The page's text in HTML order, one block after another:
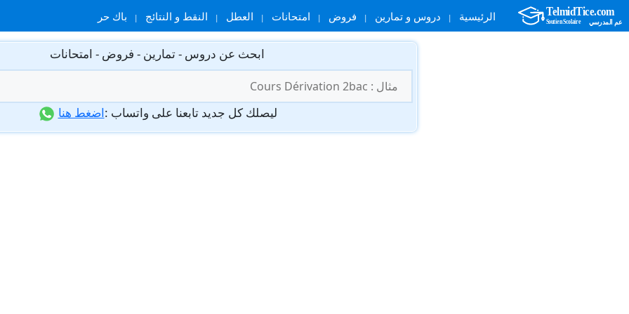
الرئيسية دروس و تمارين فروض امتحانات العطل النقط و النتائج باك حر
ابحث عن دروس - تمارين - فروض - امتحانات
عن:
ليصلك كل جديد تابعنا على واتساب :اضغط هنا